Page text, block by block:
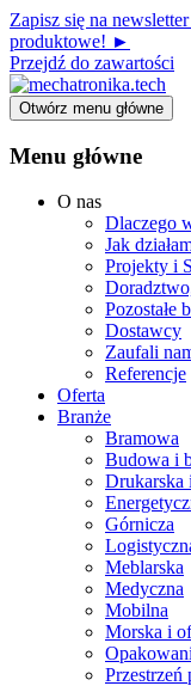
Zapisz się na
produktowe! ►
Przejdź do zawartości
Otwórz menu główne
Menu główne
O nas
Dlaczego
Jak
Projekty i
Pozostałe
Dostawcy
Zaufali
Referencje
Oferta
Branże
Bramowa
Budowa i
Drukarska
Górnicza
Meblarska
Medyczna
Mobilna
Morska i